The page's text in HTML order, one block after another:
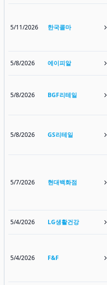
5/11/2026 한국콜마
5/8/2026 에이피알
5/8/2026 BGF리테일
5/8/2026 GS리테일
5/7/2026 현대백화점
5/4/2026 LG생활건강
5/4/2026 F&F